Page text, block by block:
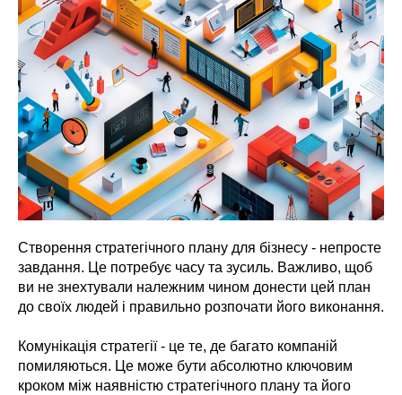
Створення стратегічного плану для бізнесу - непросте
завдання. Це потребує часу та зусиль. Важливо, щоб
ви не знехтували належним чином донести цей план
до своїх людей і правильно розпочати його виконання.
Комунікація стратегії - це те, де багато компаній
помиляються. Це може бути абсолютно ключовим
кроком між наявністю стратегічного плану та його